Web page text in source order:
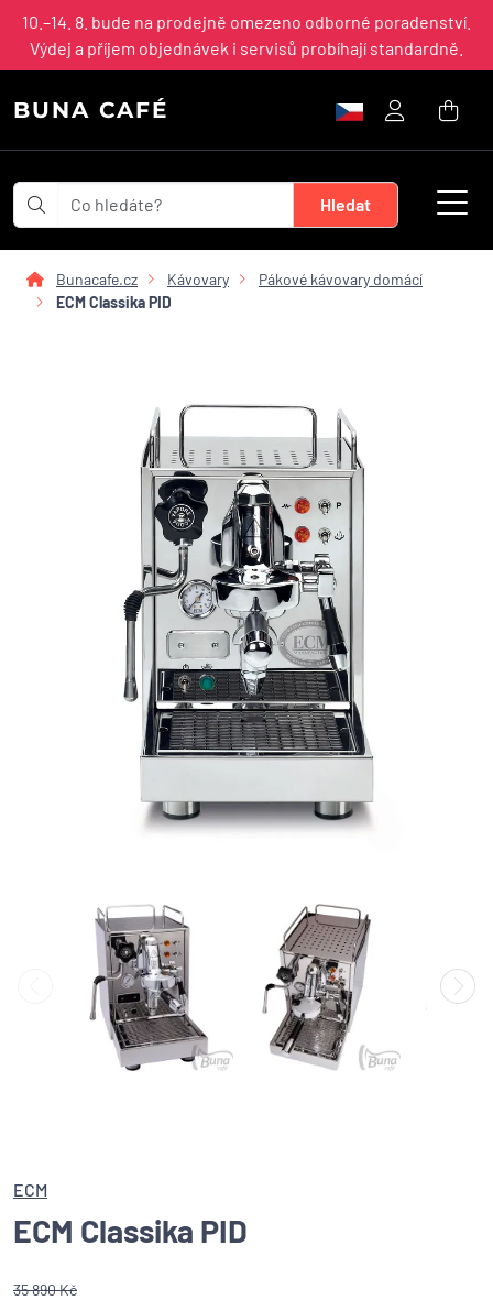
10.–14. 8. bude na prodejně omezeno odborné poradenství.
Výdej a příjem objednávek i servisů probíhají standardně.
BUNA CAFÉ
Bunacafe.cz Kávovary
Pákové kávovary domácí
ECM Classika PID
ECM
ECM Classika PID
35 890 Kč